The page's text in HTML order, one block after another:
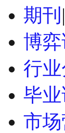
期刊 |
博
行
毕
市